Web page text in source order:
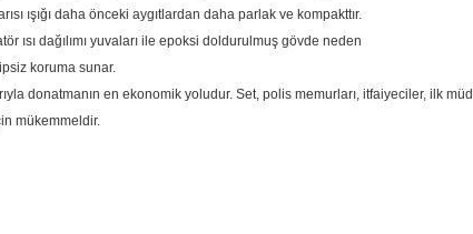
ışığı daha önceki aygıtlardan daha parlak ve kompakttır.
ısı dağılımı yuvaları ile epoksi doldurulmuş gövde neden
koruma sunar.
donatmanın en ekonomik yoludur. Set, polis memurları, itfaiyeciler, ilk
mükemmeldir.